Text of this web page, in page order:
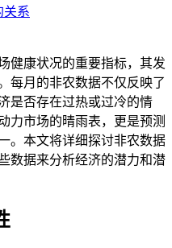
关系
健康状况的重要指标，其发
每月的非农数据不仅反映了
是否存在过热或过冷的情
力市场的晴雨表，更是预测
。本文将详细探讨非农数据
数据来分析经济的潜力和潜